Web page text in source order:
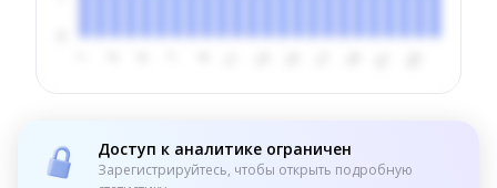
Доступ к аналитике ограничен
Зарегистрируйтесь, чтобы открыть подробную